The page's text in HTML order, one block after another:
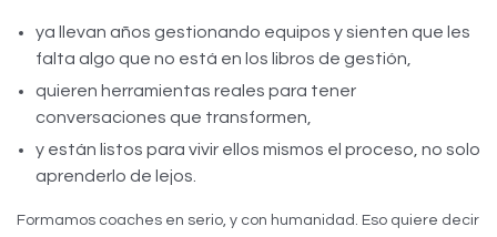
ya llevan años gestionando equipos y sienten que les
falta algo que no está en los libros de gestión,
quieren herramientas reales para tener
conversaciones que transformen,
y están listos para vivir ellos mismos el proceso, no solo
aprenderlo de lejos.
Formamos coaches en serio, y con humanidad. Eso quiere decir